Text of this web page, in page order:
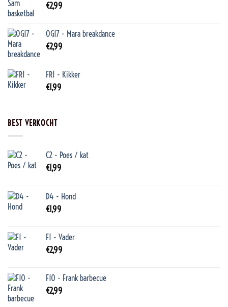
€2,99
OG17 - Mara breakdance
€2,99
FR1 - Kikker
€1,99
BEST VERKOCHT
C2 - Poes / kat
€1,99
D4 - Hond
€1,99
F1 - Vader
€2,99
F10 - Frank barbecue
€2,99